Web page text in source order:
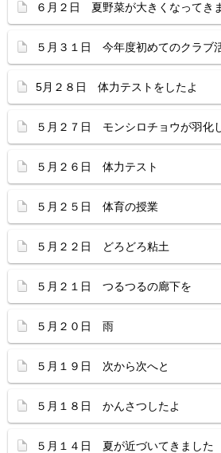
６月２日 夏野菜が大きくなってき
５月３１日 今年度初めてのクラブ
5月２８日 体力テストをしたよ
５月２７日 モンシロチョウが羽化
５月２６日 体力テスト
５月２５日 体育の授業
５月２２日 どろどろ粘土
５月２１日 つるつるの廊下を
５月２０日 雨
５月１９日 次から次へと
５月１８日 かんさつしたよ
５月１４日 夏が近づいてきました